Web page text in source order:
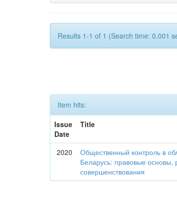
Results 1-1 of 1 (Search time: 0.001
Item hits:
Issue
Date
Title
2020
Общественный контроль в
Беларусь: правовые основы,
совершенствования